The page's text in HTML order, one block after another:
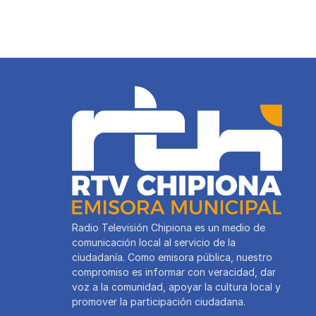
k
Radio Televisión Chipiona es un medio de
comunicación local al servicio de la
ciudadanía. Como emisora pública, nuestro
compromiso es informar con veracidad, dar
voz a la comunidad, apoyar la cultura local y
promover la participación ciudadana.